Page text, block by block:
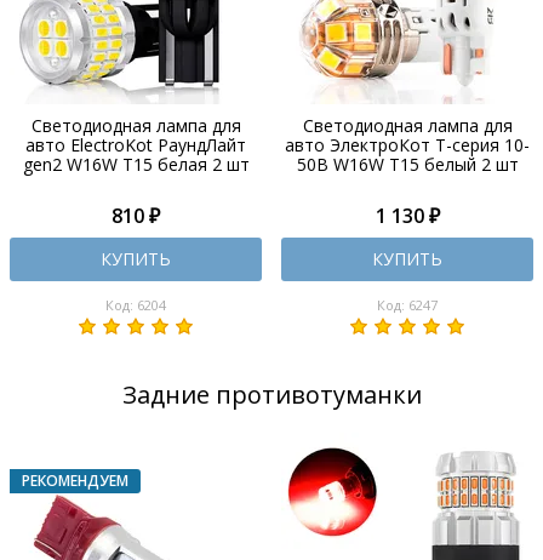
Светодиодная лампа для
авто ElectroKot РаундЛайт
gen2 W16W T15 белая 2 шт
810 ₽
КУПИТЬ
Код: 6204
Светодиодная лампа для
авто ЭлектроКот Т-серия 10-
50В W16W T15 белый 2 шт
1 130 ₽
КУПИТЬ
Код: 6247
Задние противотуманки